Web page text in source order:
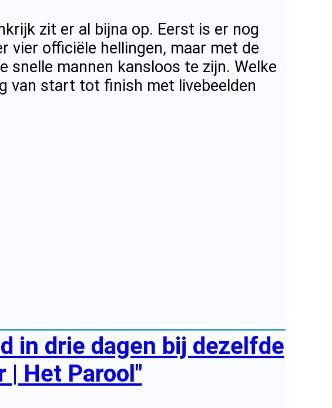
zit er al bijna op. Eerst is er nog
vier officiële hellingen, maar met de
snelle mannen kansloos te zijn. Welke
van start tot finish met livebeelden
in drie dagen bij dezelfde
| Het Parool"